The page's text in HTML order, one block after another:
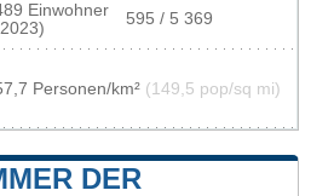
Einwohner
595 / 5 369
Personen/km² (149,5 pop/sq mi)
DER